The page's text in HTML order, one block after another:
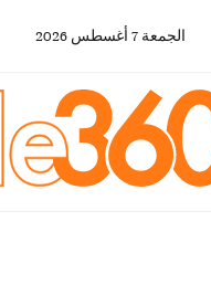
الجمعة 7 أغسطس 2026